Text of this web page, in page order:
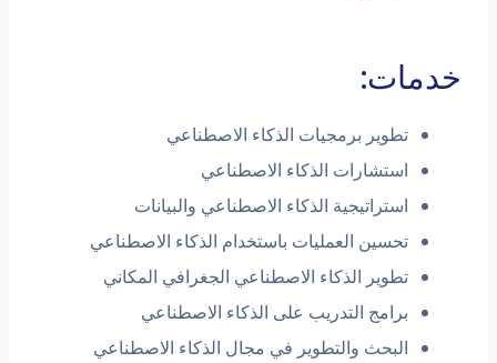
تطوير برمجيات الذكاء الاصطناعي
استشارات الذكاء الاصطناعي
استراتيجية الذكاء الاصطناعي والبيانات
تحسين العمليات باستخدام الذكاء الاصطناعي
تطوير الذكاء الاصطناعي الجغرافي المكاني
برامج التدريب على الذكاء الاصطناعي
البحث والتطوير في مجال الذكاء الاصطناعي